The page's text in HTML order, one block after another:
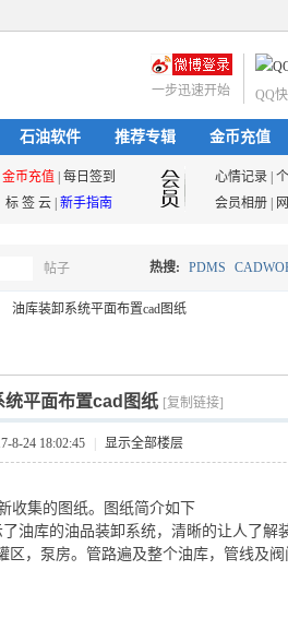
QQ
一步迅速开始
石油软件 推荐专辑 金币充值
金币充值 每日签到 心情记录
标 签 云 新手指南 会员相册
帖子
搜
索
热搜: PDMS
油气储运
油库装卸系统平面布置cad图纸
统平面布置cad图纸 [复制链接]
8-24 18:02:45 显示全部楼层
收集的图纸。图纸简介如下
油库的油品装卸系统，清晰的让人了
区，泵房。管路遍及整个油库，管线及